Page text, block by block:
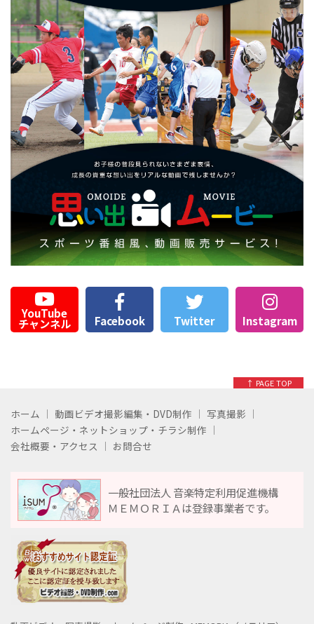
YouTube
チャンネル Facebook Twitter Instagram
↑ PAGE TOP
ホーム 動画ビデオ撮影編集・DVD制作
写真撮影
ホームページ・ネットショップ・チラシ制作
会社概要・アクセス
お問合せ
一般社団法人 音楽特定利用促進機構
ＭＥＭＯＲＩＡは登録事業者です。